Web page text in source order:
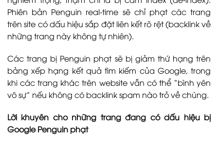
Phiên bản Penguin real-time sẽ chỉ phạt các trang
trên site có dấu hiệu sắp đặt liên kết rõ rệt (backlink về
những trang này không tự nhiên).
Các trang bị Penguin phạt sẽ bị giảm thứ hạng trên
bảng xếp hạng kết quả tìm kiếm của Google, trong
khi các trang khác trên website vẫn có thể “bình yên
vô sự” nếu không có backlink spam nào trỏ về chúng.
Lời khuyên cho những trang đang có dấu hiệu bị
Google Penguin phạt